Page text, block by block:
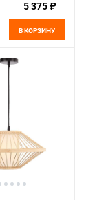
5 375 ₽
В КОРЗИНУ